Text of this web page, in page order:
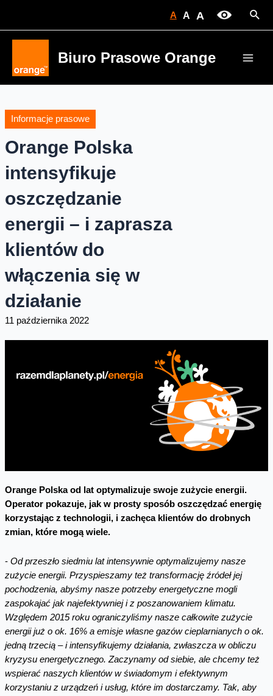
A A A
Biuro Prasowe Orange
Informacje prasowe
Orange Polska
intensyfikuje
oszczędzanie
energii – i zaprasza
klientów do
włączenia się w
działanie
11 października 2022
Orange Polska od lat optymalizuje swoje zużycie energii.
Operator pokazuje, jak w prosty sposób oszczędzać energię
korzystając z technologii, i zachęca klientów do drobnych
zmian, które mogą wiele.
- Od przeszło siedmiu lat intensywnie optymalizujemy nasze
zużycie energii. Przyspieszamy też transformację źródeł jej
pochodzenia, abyśmy nasze potrzeby energetyczne mogli
zaspokajać jak najefektywniej i z poszanowaniem klimatu.
Względem 2015 roku ograniczyliśmy nasze całkowite zużycie
energii już o ok. 16% a emisje własne gazów cieplarnianych o ok.
jedną trzecią – i intensyfikujemy działania, zwłaszcza w obliczu
kryzysu energetycznego. Zaczynamy od siebie, ale chcemy też
wspierać naszych klientów w świadomym i efektywnym
korzystaniu z urządzeń i usług, które im dostarczamy. Tak, aby